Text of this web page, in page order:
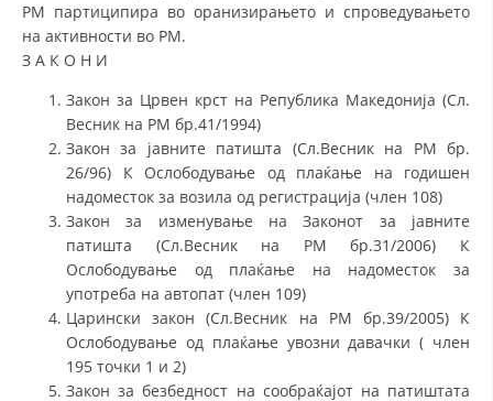
РМ партиципира во оранизирањето и спроведувањето
на активности во РМ.
З А К О Н И
Закон за Црвен крст на Република Македонија (Сл.
Весник на РМ бр.41/1994)
Закон за јавните патишта (Сл.Весник на РМ бр.
26/96) К Ослободување од плаќање на годишен
надоместок за возила од регистрација (член 108)
Закон за изменување на Законот за јавните
патишта (Сл.Весник на РМ бр.31/2006) К
Ослободување од плаќање на надоместок за
употреба на автопат (член 109)
Царински закон (Сл.Весник на РМ бр.39/2005) К
Ослободување од плаќање увозни давачки ( член
195 точки 1 и 2)
Закон за безбедност на сообраќајот на патиштата